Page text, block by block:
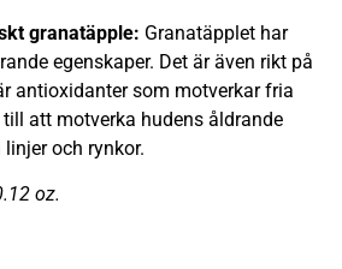
granatäpple: Granatäpplet har
egenskaper. Det är även rikt på
antioxidanter som motverkar fria
att motverka hudens åldrande
och rynkor.
oz.